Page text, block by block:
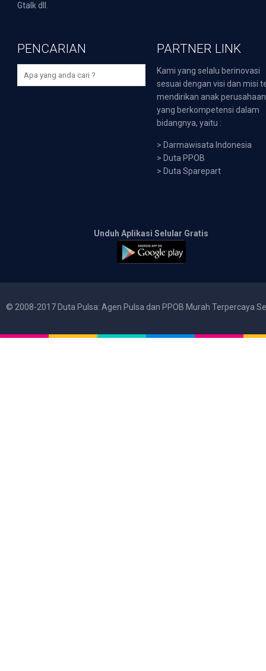
Gtalk dll.
PENCARIAN PARTNER LINK
Kami yang selalu berinovasi
sesuai dengan visi dan misi
mendirikan anak perusahaan
yang berkompetensi dalam
bidangnya, yaitu :
> Darmawisata Indonesia
> Duta PPOB
> Duta Sparepart
Unduh Aplikasi Selular Gratis
© 2008-2017 Duta Pulsa: Agen Pulsa dan PPOB Murah Terpercaya